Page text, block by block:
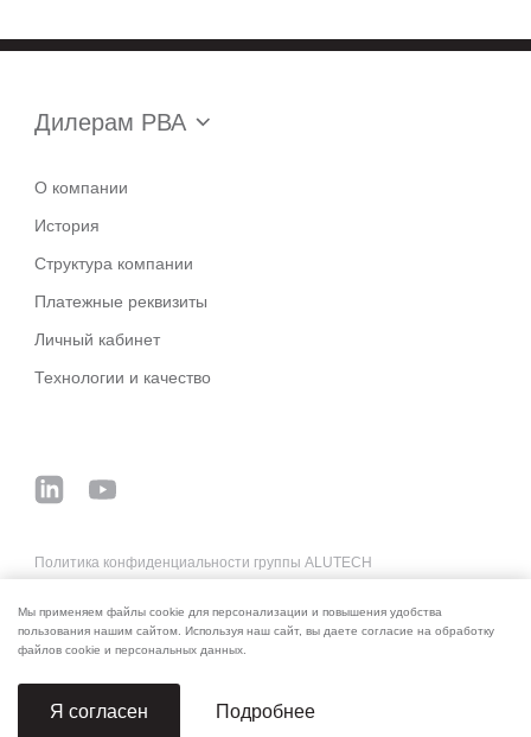
Дилерам РВА
О компании
История
Структура компании
Платежные реквизиты
Личный кабинет
Технологии и качество
Политика конфиденциальности группы ALUTECH
Реквизиты для оплаты
© 2006–2026 ALUTECH. Все права защищены
Мы применяем файлы cookie для персонализации и повышения удобства
пользования нашим сайтом. Используя наш сайт, вы даете согласие на обработку
файлов cookie и персональных данных.
Я согласен Подробнее